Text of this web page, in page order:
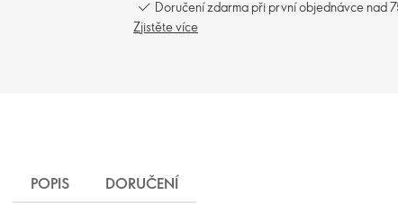
Doručení zdarma při první objednávce nad
Zjistěte více
POPIS DORUČENÍ